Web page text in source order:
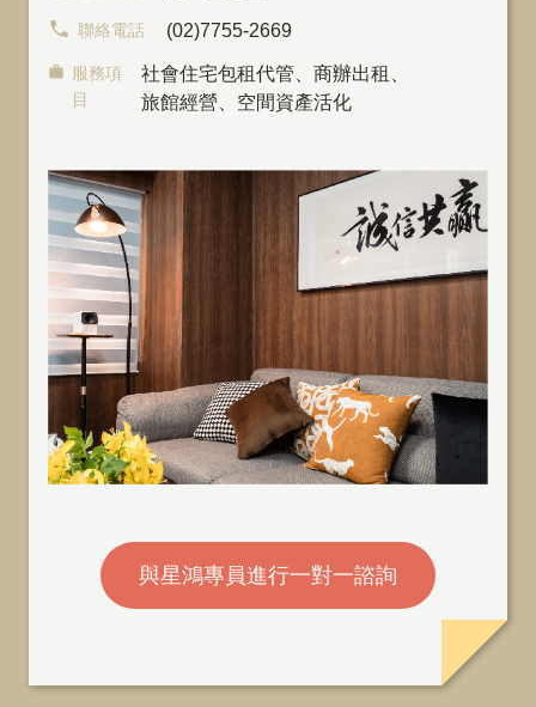
聯絡電話 (02)7755-2669
服務項
目
社會住宅包租代管、商辦出租 、
旅館經營、空間資產活化
與星鴻專員進行一對一諮詢